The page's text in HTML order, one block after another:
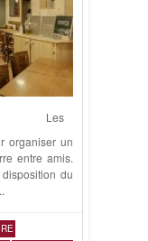
Les
organiser un
entre amis.
du